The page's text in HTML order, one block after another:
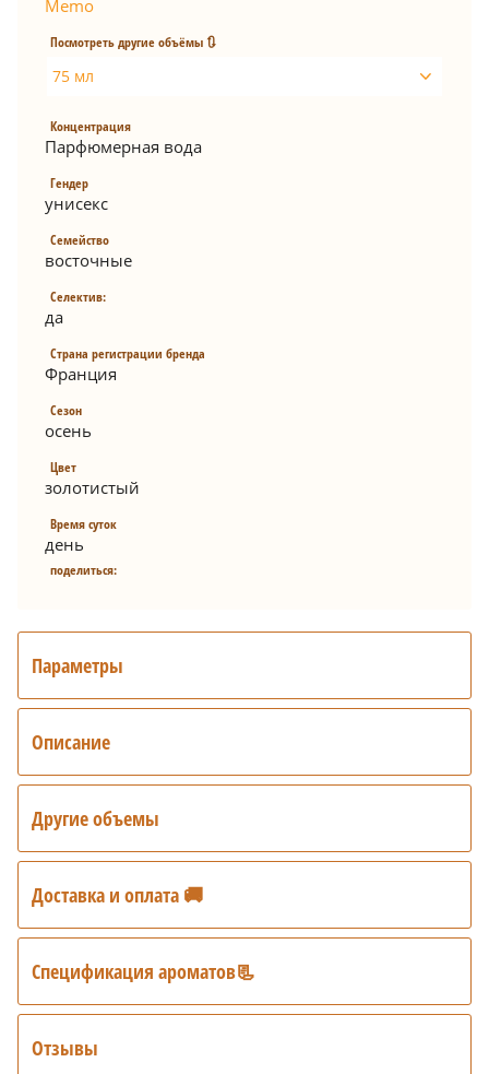
Memo
Посмотреть другие объёмы 🔃
75 мл
Концентрация
Парфюмерная вода
Гендер
унисекс
Семейство
восточные
Селектив:
да
Страна регистрации бренда
Франция
Сезон
осень
Цвет
золотистый
Время суток
день
поделиться:
Параметры
Описание
Другие объемы
Доставка и оплата 🚚
Спецификация ароматов📃
Отзывы